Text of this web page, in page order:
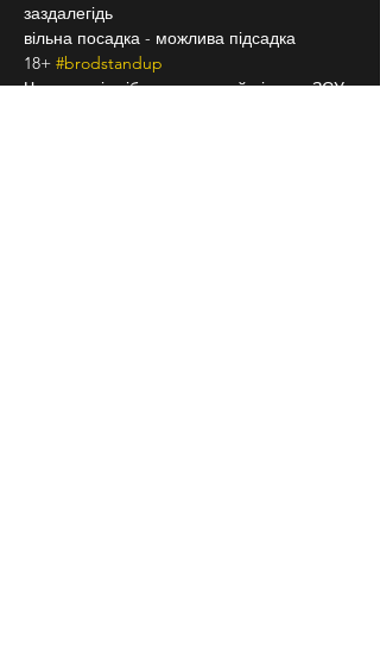
заздалегідь
вільна посадка - можлива підсадка
18+ #brodstandup
Частина від зібраних грошей піде на ЗСУ